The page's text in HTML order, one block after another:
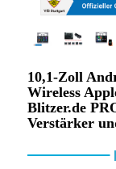
10,1-Zoll
Wireless
Blitzer.de
Verstärker